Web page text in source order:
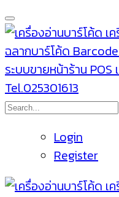
Login
Register